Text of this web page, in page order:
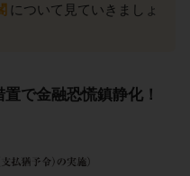
について見ていきましょ
置で金融恐慌鎮静化！